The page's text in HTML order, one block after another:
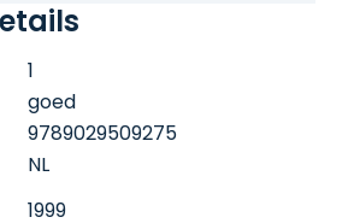
staan, en biedt
Claessens' inleiding
zoals de verhouding
publiek, bloedverwantschap
en plaatst
genre van de autobiografie.
1
goed
9789029509275
NL
1999